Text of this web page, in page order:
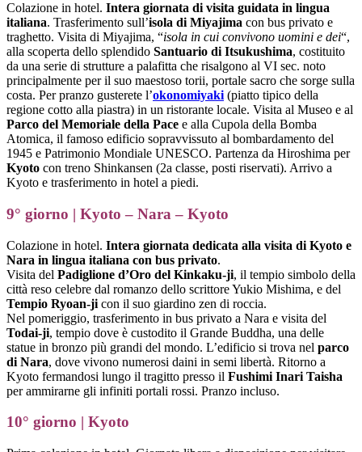
Colazione in hotel. Intera giornata di visita guidata in lingua
italiana. Trasferimento sull’isola di Miyajima con bus privato e
traghetto. Visita di Miyajima, “isola in cui convivono uomini e dei“,
alla scoperta dello splendido Santuario di Itsukushima, costituito
da una serie di strutture a palafitta che risalgono al VI sec. noto
principalmente per il suo maestoso torii, portale sacro che sorge sulla
costa. Per pranzo gusterete l’okonomiyaki (piatto tipico della
regione cotto alla piastra) in un ristorante locale. Visita al Museo e al
Parco del Memoriale della Pace e alla Cupola della Bomba
Atomica, il famoso edificio sopravvissuto al bombardamento del
1945 e Patrimonio Mondiale UNESCO. Partenza da Hiroshima per
Kyoto con treno Shinkansen (2a classe, posti riservati). Arrivo a
Kyoto e trasferimento in hotel a piedi.
9° giorno | Kyoto – Nara – Kyoto
Colazione in hotel. Intera giornata dedicata alla visita di Kyoto e
Nara in lingua italiana con bus privato.
Visita del Padiglione d’Oro del Kinkaku-ji, il tempio simbolo della
città reso celebre dal romanzo dello scrittore Yukio Mishima, e del
Tempio Ryoan-ji con il suo giardino zen di roccia.
Nel pomeriggio, trasferimento in bus privato a Nara e visita del
Todai-ji, tempio dove è custodito il Grande Buddha, una delle
statue in bronzo più grandi del mondo. L’edificio si trova nel parco
di Nara, dove vivono numerosi daini in semi libertà. Ritorno a
Kyoto fermandosi lungo il tragitto presso il Fushimi Inari Taisha
per ammirarne gli infiniti portali rossi. Pranzo incluso.
10° giorno | Kyoto